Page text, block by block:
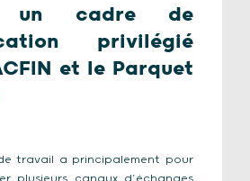
un cadre de
privilégié
et le Parquet
travail a principalement pour